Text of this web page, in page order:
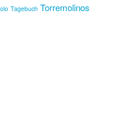
Tagebuch Torremolinos